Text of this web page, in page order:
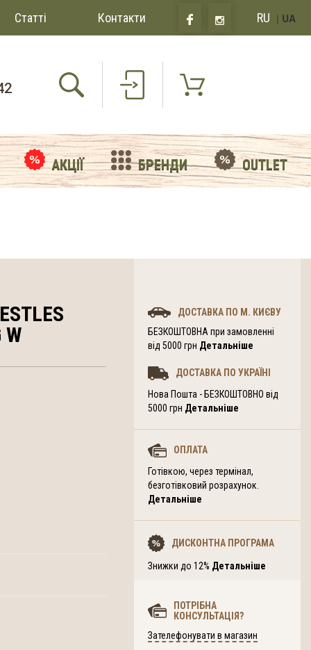
Статті Контакти RU | UA
АКЦІЇ БРЕНДИ OUTLET
W
ДОСТАВКА ПО М. КИЄВУ
БЕЗКОШТОВНА при замовленні
від 5000 грн Детальніше
ДОСТАВКА ПО УКРАЇНІ
Нова Пошта - БЕЗКОШТОВНО від
5000 грн Детальніше
ОПЛАТА
Готівкою, через термінал,
безготівковий розрахунок.
Детальніше
ДИСКОНТНА ПРОГРАМА
Знижки до 12% Детальніше
ПОТРІБНА
КОНСУЛЬТАЦІЯ?
Зателефонувати в магазин